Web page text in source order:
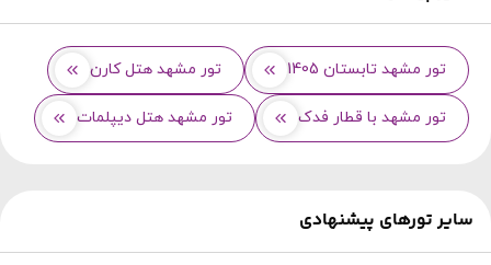
تور مشهد تابستان 1405 تور مشهد هتل کارن
تور مشهد با قطار فدک تور مشهد هتل دیپلمات
سایر تورهای پیشنهادی